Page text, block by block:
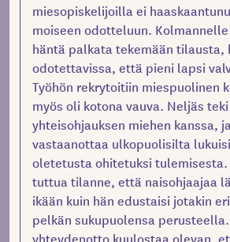
miesopiskelijoilla ei
moiseen odotteluun.
häntä palkata tekemään tilausta,
odotettavissa, että pieni lapsi
Työhön rekrytoitiin miespuolinen
myös oli kotona vauva. Neljäs teki
yhteisohjauksen miehen kanssa,
vastaanottaa ulkopuolisilta
oletetusta ohitetuksi tulemisesta.
tuttua tilanne, että naisohjaajaa
ikään kuin hän edustaisi jotakin
pelkän sukupuolensa